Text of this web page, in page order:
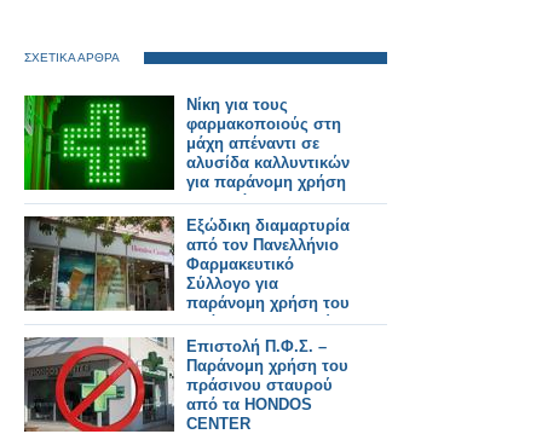
ΣΧΕΤΙΚΑ ΑΡΘΡΑ
Νίκη για τους
φαρμακοποιούς στη
μάχη απέναντι σε
αλυσίδα καλλυντικών
για παράνομη χρήση
του πράσινου
σταυρού
Εξώδικη διαμαρτυρία
από τον Πανελλήνιο
Φαρμακευτικό
Σύλλογο για
παράνομη χρήση του
πράσινου σταυρού
από αλυσίδα
καλλυντικών
Επιστολή Π.Φ.Σ. –
Παράνομη χρήση του
πράσινου σταυρού
από τα HONDOS
CENTER